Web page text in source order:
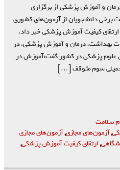
و آموزش پزشکی از برگزاری
برخی دانشجویان از آزمون‌های کشوری
کیفیت آموزش پزشکی خبر داد.
بهداشت، درمان و آموزش پزشکی، در
علوم پزشکی در کشور گفت:آموزش در
سوم متوقف […]
سلامت
,آزمون‌های مجازی,آزمون‌های مجازی
,ارتقای کیفیت آموزش پزشکی,